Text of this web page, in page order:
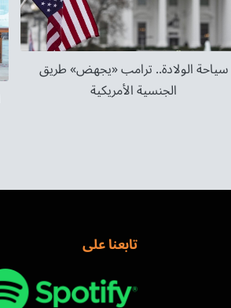
سياحة الولادة.. ترامب «يجهض» طريق
الجنسية الأمريكية
تابعنا على